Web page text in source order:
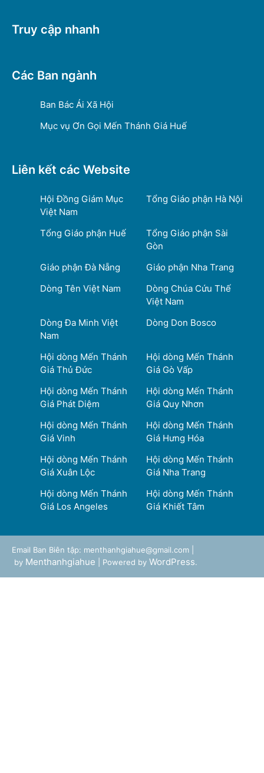
Truy cập nhanh
Các Ban ngành
Ban Bác Ái Xã Hội
Mục vụ Ơn Gọi Mến Thánh Giá Huế
Liên kết các Website
Hội Đồng Giám Mục
Việt Nam
Tổng Giáo phận Hà Nội
Tổng Giáo phận Huế
Tổng Giáo phận Sài
Gòn
Giáo phận Đà Nẵng
Giáo phận Nha Trang
Dòng Tên Việt Nam
Dòng Chúa Cứu Thế
Việt Nam
Dòng Đa Minh Việt
Nam
Dòng Don Bosco
Hội dòng Mến Thánh
Giá Thủ Đức
Hội dòng Mến Thánh
Giá Gò Vấp
Hội dòng Mến Thánh
Giá Phát Diệm
Hội dòng Mến Thánh
Giá Quy Nhơn
Hội dòng Mến Thánh
Giá Vinh
Hội dòng Mến Thánh
Giá Hưng Hóa
Hội dòng Mến Thánh
Giá Xuân Lộc
Hội dòng Mến Thánh
Giá Nha Trang
Hội dòng Mến Thánh
Giá Los Angeles
Hội dòng Mến Thánh
Giá Khiết Tâm
Email Ban Biên tập: menthanhgiahue@gmail.com |
by Menthanhgiahue | Powered by WordPress.